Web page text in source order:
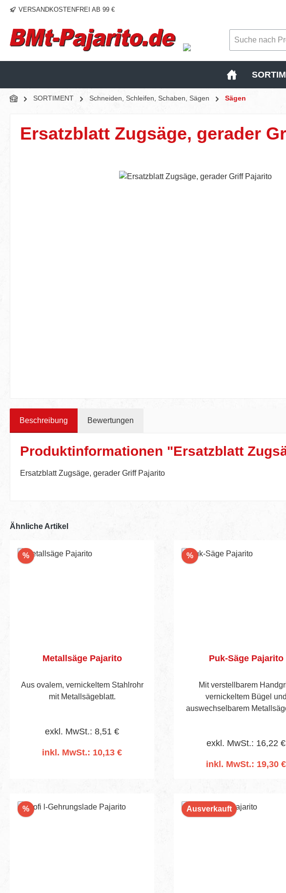
Hauptinhalt springen
Zur Suche springen
Zur Hauptnavigation springen
VERSANDKOSTENFREI AB 99 €
SORTIMENT Schneiden, Schleifen, Schaben, Sägen Sägen
Ersatzblatt Zugsäge, gerader
Beschreibung Bewertungen
Produktinformationen "Ersatzblatt
Ersatzblatt Zugsäge, gerader Griff Pajarito
Ähnliche Artikel
%Rabatt
Metallsäge Pajarito
Aus ovalem, vernickeltem Stahlrohr
mit Metallsägeblatt.
exkl. MwSt.: 8,51 €
inkl. MwSt.: 10,13 €
%Rabatt
Puk-Säge Pajarito
Mit verstellbarem
vernickeltem Bügel und
auswechselbarem
exkl. MwSt.: 16,22 €
inkl. MwSt.: 19,30 €
%Rabatt Ausverkauft